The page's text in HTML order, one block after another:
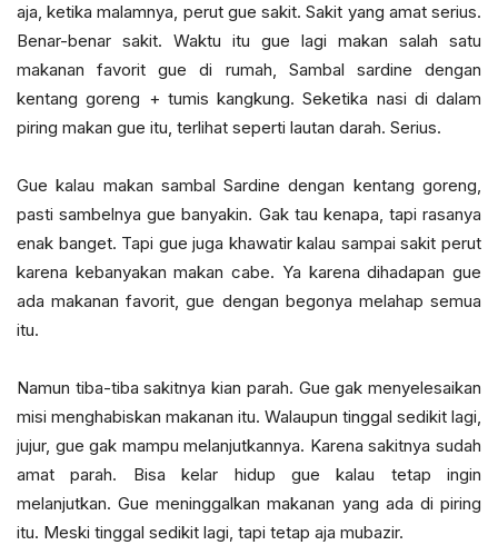
aja, ketika malamnya, perut gue sakit. Sakit yang amat serius.
Benar-benar sakit. Waktu itu gue lagi makan salah satu
makanan favorit gue di rumah, Sambal sardine dengan
kentang goreng + tumis kangkung. Seketika nasi di dalam
piring makan gue itu, terlihat seperti lautan darah. Serius.
Gue kalau makan sambal Sardine dengan kentang goreng,
pasti sambelnya gue banyakin. Gak tau kenapa, tapi rasanya
enak banget. Tapi gue juga khawatir kalau sampai sakit perut
karena kebanyakan makan cabe. Ya karena dihadapan gue
ada makanan favorit, gue dengan begonya melahap semua
itu.
Namun tiba-tiba sakitnya kian parah. Gue gak menyelesaikan
misi menghabiskan makanan itu. Walaupun tinggal sedikit lagi,
jujur, gue gak mampu melanjutkannya. Karena sakitnya sudah
amat parah. Bisa kelar hidup gue kalau tetap ingin
melanjutkan. Gue meninggalkan makanan yang ada di piring
itu. Meski tinggal sedikit lagi, tapi tetap aja mubazir.